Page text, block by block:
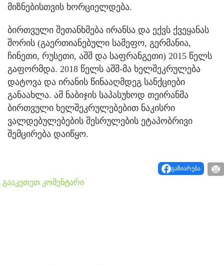
მიზნებისთვის ხორციელდება.
ბირთვული შეთანხმება ირანსა და ექვს ქვეყანას
შორის (გაერთიანებული სამეფო, გერმანია,
ჩინეთი, რუსეთი, აშშ და საფრანგეთი) 2015 წელს
გაფორმდა. 2018 წელს აშშ-მა ხელშეკრულება
დატოვა და ირანის წინააღმდეგ სანქციები
განაახლა. ამ ნაბიჯის საპასუხოდ თეირანმა
ბირთვული ხელშეკრულებებით ნაკისრი
ვალდებულებების შესრულების ეტაპობრივი
შემცირება დაიწყო.
გაზიარება
გააკეთეთ კომენტარი